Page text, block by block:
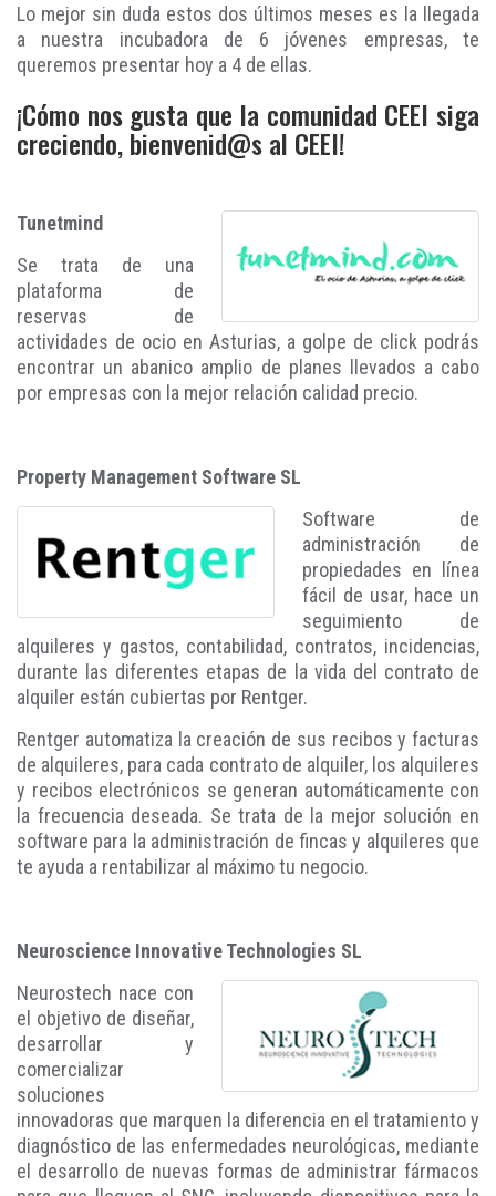
Lo mejor sin duda estos dos últimos meses es la llegada
a nuestra incubadora de 6 jóvenes empresas, te
queremos presentar hoy a 4 de ellas.
¡Cómo nos gusta que la comunidad CEEI siga
creciendo, bienvenid@s al CEEI!
Tunetmind
Se trata de una
plataforma de
reservas de
actividades de ocio en Asturias, a golpe de click podrás
encontrar un abanico amplio de planes llevados a cabo
por empresas con la mejor relación calidad precio.
Property Management Software SL
Software de
administración de
propiedades en línea
fácil de usar, hace un
seguimiento de
alquileres y gastos, contabilidad, contratos, incidencias,
durante las diferentes etapas de la vida del contrato de
alquiler están cubiertas por Rentger.
Rentger automatiza la creación de sus recibos y facturas
de alquileres, para cada contrato de alquiler, los alquileres
y recibos electrónicos se generan automáticamente con
la frecuencia deseada. Se trata de la mejor solución en
software para la administración de fincas y alquileres que
te ayuda a rentabilizar al máximo tu negocio.
Neuroscience Innovative Technologies SL
Neurostech nace con
el objetivo de diseñar,
desarrollar y
comercializar
soluciones
innovadoras que marquen la diferencia en el tratamiento y
diagnóstico de las enfermedades neurológicas, mediante
el desarrollo de nuevas formas de administrar fármacos